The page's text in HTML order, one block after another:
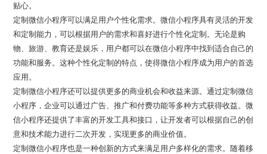
贴心。
定制微信小程序可以满足用户个性化需求。微信小程序具有灵活的开发
和定制能力，可以根据用户的需求和喜好进行个性化定制。无论是购
物、旅游、教育还是娱乐，用户都可以在微信小程序中找到适合自己的
功能和服务。这种个性化定制的特点，使得微信小程序成为用户的首选
应用。
定制微信小程序还可以提供更多的商业机会和收益来源。通过定制微信
小程序，企业可以通过广告、推广和付费功能等多种方式获得收益。微
信小程序还提供了丰富的开发工具和接口，让开发者可以根据自己的创
意和技术能力进行二次开发，实现更多的商业价值。
定制微信小程序也是一种创新的方式来满足用户多样化的需求。随着移